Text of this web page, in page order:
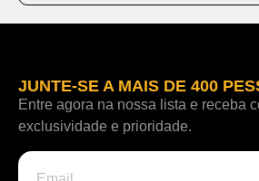
JUNTE-SE A MAIS DE 400
Entre agora na nossa lista e receba
exclusividade e prioridade.